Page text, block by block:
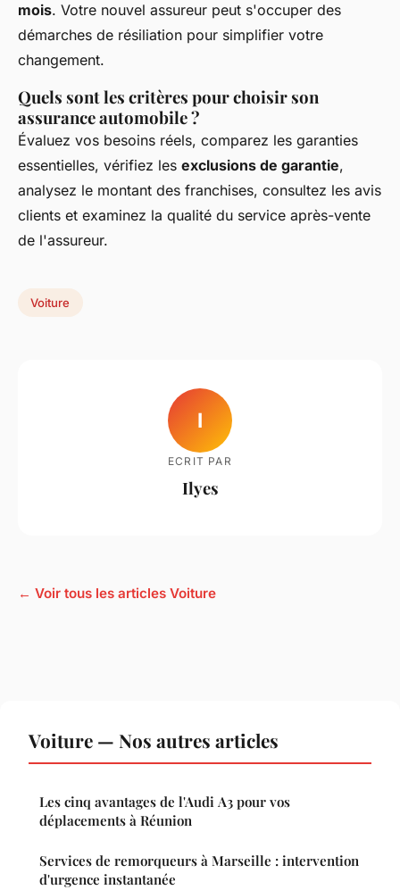
mois. Votre nouvel assureur peut s'occuper des
démarches de résiliation pour simplifier votre
changement.
Quels sont les critères pour choisir son
assurance automobile ?
Évaluez vos besoins réels, comparez les garanties
essentielles, vérifiez les exclusions de garantie,
analysez le montant des franchises, consultez les avis
clients et examinez la qualité du service après-vente
de l'assureur.
Voiture
I
ECRIT PAR
Ilyes
← Voir tous les articles Voiture
Voiture — Nos autres articles
Les cinq avantages de l'Audi A3 pour vos
déplacements à Réunion
Services de remorqueurs à Marseille : intervention
d'urgence instantanée